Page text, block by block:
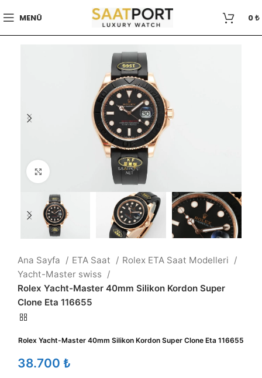
MENÜ 0₺
Büyütmek için tıklayın
Ana Sayfa ETA Saat
Rolex ETA Saat Modelleri
Yacht-Master swiss
Rolex Yacht-Master 40mm Silikon Kordon Super
Clone Eta 116655
Rolex Yacht-Master 40mm Silikon Kordon Super Clone Eta 116655
₺